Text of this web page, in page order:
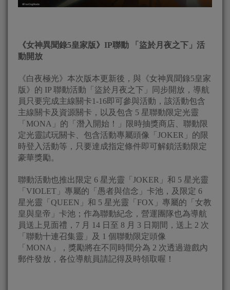
《女神異聞錄5皇家版》IP聯動 「盜於月夜之下」活
動開放
《白夜極光》本次版本更新後，與《女神異聞錄5皇家
版》的 IP 聯動活動「盜於月夜之下」同步開放，導航
員只要完成主線關卡1-16即可參與活動，該活動包含
主線關卡及資源關卡，以及包含 5 星聯動限定光靈
「MONA」的「潛入開始！」限時抽獎商店、聯動限
定光靈試玩關卡、包含活動專屬頭像「JOKER」的限
時登入活動等，只要達成指定條件即可解鎖活動限定
豪華獎勵。
聯動活動也推出限定 6 星光靈「JOKER」和 5 星光靈
「VIOLET」專屬的「愚者與信念」卡池，及限定 6
星光靈「QUEEN」和 5 星光靈「FOX」專屬的「女教
皇與皇帝」卡池；作為聯動紀念，營運團隊也為導航
員送上見面禮，7 月 14 日至 8 月 3 日期間，送上 2 次
「聯動十連召集靈」及 1 個聯動限定頭像
「MONA」，獎勵將在不同時間分為 2 次透過遊戲內
郵件發放，各位導航員請記得及時領取喔！